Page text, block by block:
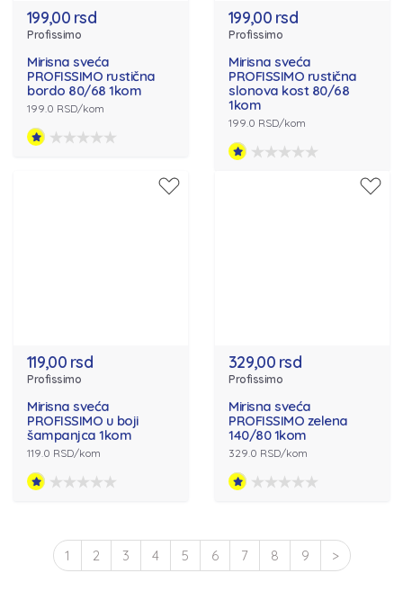
199,00 rsd
Profissimo
Mirisna sveća
PROFISSIMO rustična
bordo 80/68 1kom
199.0 RSD/kom
199,00 rsd
Profissimo
Mirisna sveća
PROFISSIMO rustična
slonova kost 80/68
1kom
199.0 RSD/kom
119,00 rsd
Profissimo
Mirisna sveća
PROFISSIMO u boji
šampanjca 1kom
119.0 RSD/kom
329,00 rsd
Profissimo
Mirisna sveća
PROFISSIMO zelena
140/80 1kom
329.0 RSD/kom
1 2 3 4 5 6 7 8 9 >